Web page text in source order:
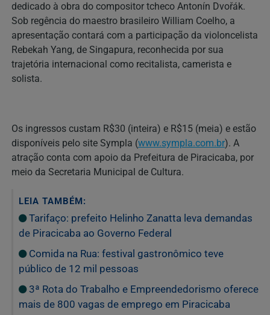
dedicado à obra do compositor tcheco Antonín Dvořák.
Sob regência do maestro brasileiro William Coelho, a
apresentação contará com a participação da violoncelista
Rebekah Yang, de Singapura, reconhecida por sua
trajetória internacional como recitalista, camerista e
solista.
Os ingressos custam R$30 (inteira) e R$15 (meia) e estão
disponíveis pelo site Sympla (www.sympla.com.br). A
atração conta com apoio da Prefeitura de Piracicaba, por
meio da Secretaria Municipal de Cultura.
LEIA TAMBÉM:
Tarifaço: prefeito Helinho Zanatta leva demandas
de Piracicaba ao Governo Federal
Comida na Rua: festival gastronômico teve
público de 12 mil pessoas
3ª Rota do Trabalho e Empreendedorismo oferece
mais de 800 vagas de emprego em Piracicaba